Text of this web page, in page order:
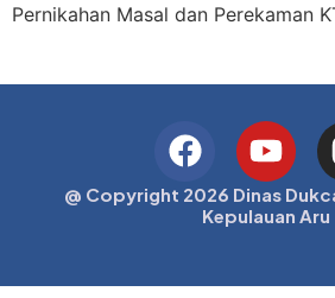
Pernikahan Masal dan Perekaman
@ Copyright 2026 Dinas
Kepulauan Aru